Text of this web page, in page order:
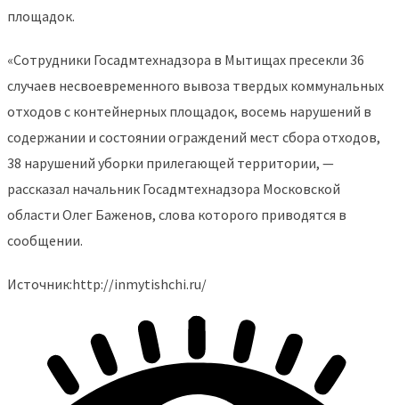
площадок.
«Сотрудники Госадмтехнадзора в Мытищах пресекли 36
случаев несвоевременного вывоза твердых коммунальных
отходов с контейнерных площадок, восемь нарушений в
содержании и состоянии ограждений мест сбора отходов,
38 нарушений уборки прилегающей территории, —
рассказал начальник Госадмтехнадзора Московской
области Олег Баженов, слова которого приводятся в
сообщении.
Источник:http://inmytishchi.ru/